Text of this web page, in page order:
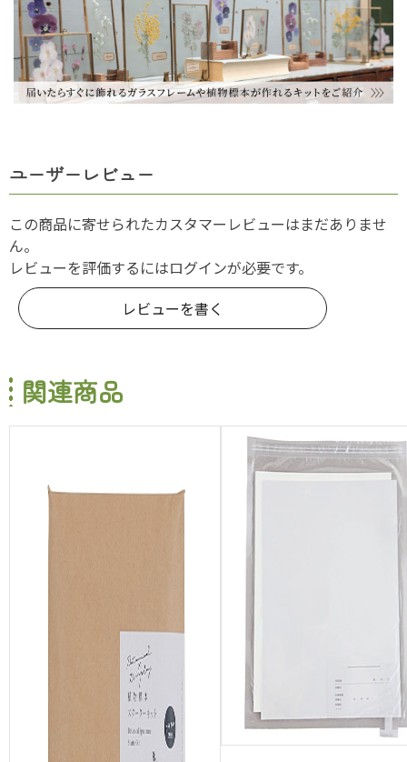
ユーザーレビュー
この商品に寄せられたカスタマーレビューはまだありませ
ん。
レビューを評価するにはログインが必要です。
レビューを書く
関連商品